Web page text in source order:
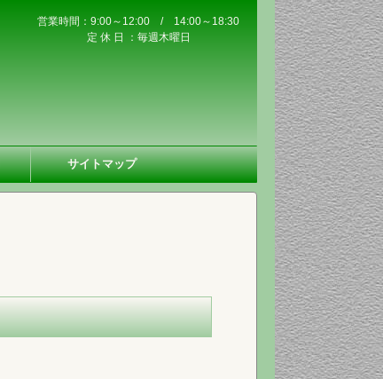
営業時間：9:00～12:00 / 14:00～18:30
定 休 日 ：毎週木曜日
サイトマップ